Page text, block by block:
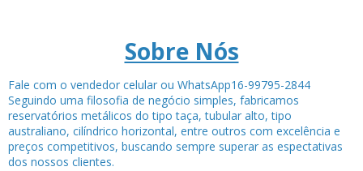
Sobre Nós
Fale com o vendedor celular ou WhatsApp16-99795-2844
Seguindo uma filosofia de negócio simples, fabricamos
reservatórios metálicos do tipo taça, tubular alto, tipo
australiano, cilíndrico horizontal, entre outros com excelência e
preços competitivos, buscando sempre superar as espectativas
dos nossos clientes.